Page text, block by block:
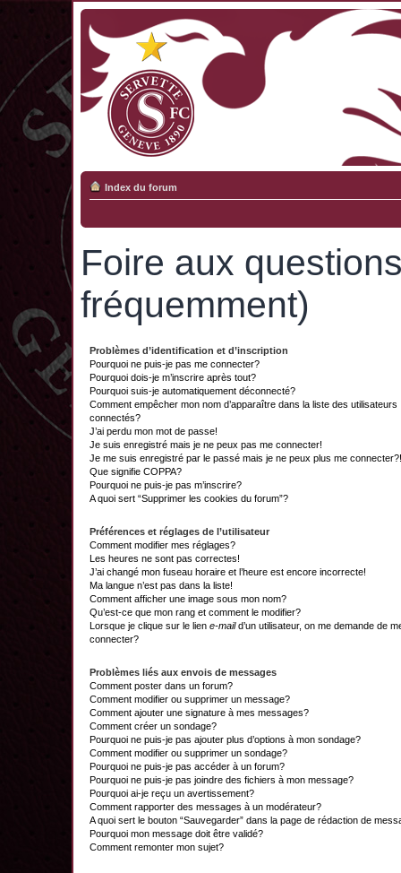
Index du forum
Foire aux
fréquemment)
Problèmes d’identification et d’inscription
Pourquoi ne puis-je pas me connecter?
Pourquoi dois-je m’inscrire après tout?
Pourquoi suis-je automatiquement déconnecté?
Comment empêcher mon nom d’apparaître dans la liste des utilisateurs
connectés?
J’ai perdu mon mot de passe!
Je suis enregistré mais je ne peux pas me connecter!
Je me suis enregistré par le passé mais je ne peux plus me connecter?!
Que signifie COPPA?
Pourquoi ne puis-je pas m’inscrire?
A quoi sert “Supprimer les cookies du forum”?
Préférences et réglages de l’utilisateur
Comment modifier mes réglages?
Les heures ne sont pas correctes!
J’ai changé mon fuseau horaire et l’heure est encore incorrecte!
Ma langue n’est pas dans la liste!
Comment afficher une image sous mon nom?
Qu’est-ce que mon rang et comment le modifier?
Lorsque je clique sur le lien e-maild’un utilisateur, on me demande de
connecter?
Problèmes liés aux envois de messages
Comment poster dans un forum?
Comment modifier ou supprimer un message?
Comment ajouter une signature à mes messages?
Comment créer un sondage?
Pourquoi ne puis-je pas ajouter plus d’options à mon sondage?
Comment modifier ou supprimer un sondage?
Pourquoi ne puis-je pas accéder à un forum?
Pourquoi ne puis-je pas joindre des fichiers à mon message?
Pourquoi ai-je reçu un avertissement?
Comment rapporter des messages à un modérateur?
A quoi sert le bouton “Sauvegarder” dans la page de rédaction de
Pourquoi mon message doit être validé?
Comment remonter mon sujet?